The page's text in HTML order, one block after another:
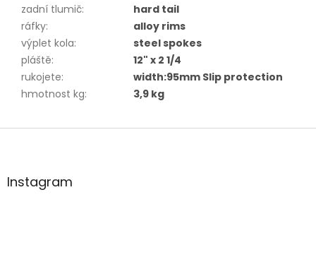
zadní tlumič:
hard tail
ráfky:
alloy rims
výplet kola:
steel spokes
pláště:
12" x 2 1/4
rukojete:
width:95mm Slip protection
hmotnost kg: 3,9 kg
Z
aInstagram